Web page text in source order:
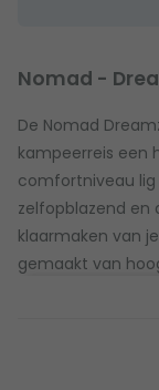
Nomad -
De Nomad
kampeerreis een
comfortniveau lig
zelfopblazend en
klaarmaken van
gemaakt van
de hoge R-